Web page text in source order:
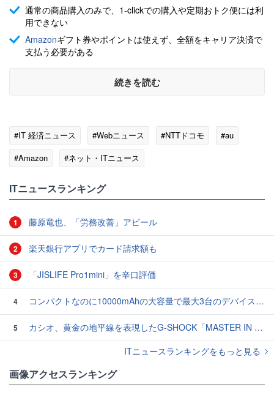
通常の商品購入のみで、1-clickでの購入や定期おトク便には利
用できない
Amazonギフト券やポイントは使えず、全額をキャリア決済で
支払う必要がある
続きを読む
#IT 経済ニュース #Webニュース #NTTドコモ
#au
#Amazon
#ネット・ITニュース
ITニュースランキング
1 藤原竜也、「労務改善」アピール
2 楽天銀行アプリでカード請求額も
3 「JISLIFE Pro1mini」を辛口評価
4 コンパクトなのに10000mAhの大容量で最大3台のデバイスを同時充電できる半固体モバイルバッテリー「SMARTCOBY Pro SLIM SS」レビュー
5
カシオ、黄金の地平線を表現したG-SHOCK「MASTER IN HORIZON GOLD」3モデル
ITニュースランキングをもっと見る
画像アクセスランキング